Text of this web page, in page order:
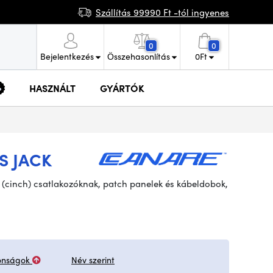
Szállítás 99990 Ft -tól ingyenes
Bejelentkezés
0
Összehasonlítás
0
0Ft
HASZNÁLT GYÁRTÓK
JACK
csatlakozóknak, patch panelek és kábeldobok,
Név szerint